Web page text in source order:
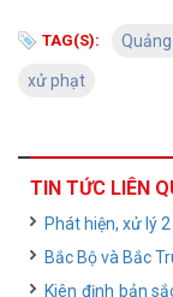
TAG(S):
xử phạt
TIN TỨC LIÊN
Phát hiện, xử lý
Bắc Bộ và Bắc
Kiên định bản